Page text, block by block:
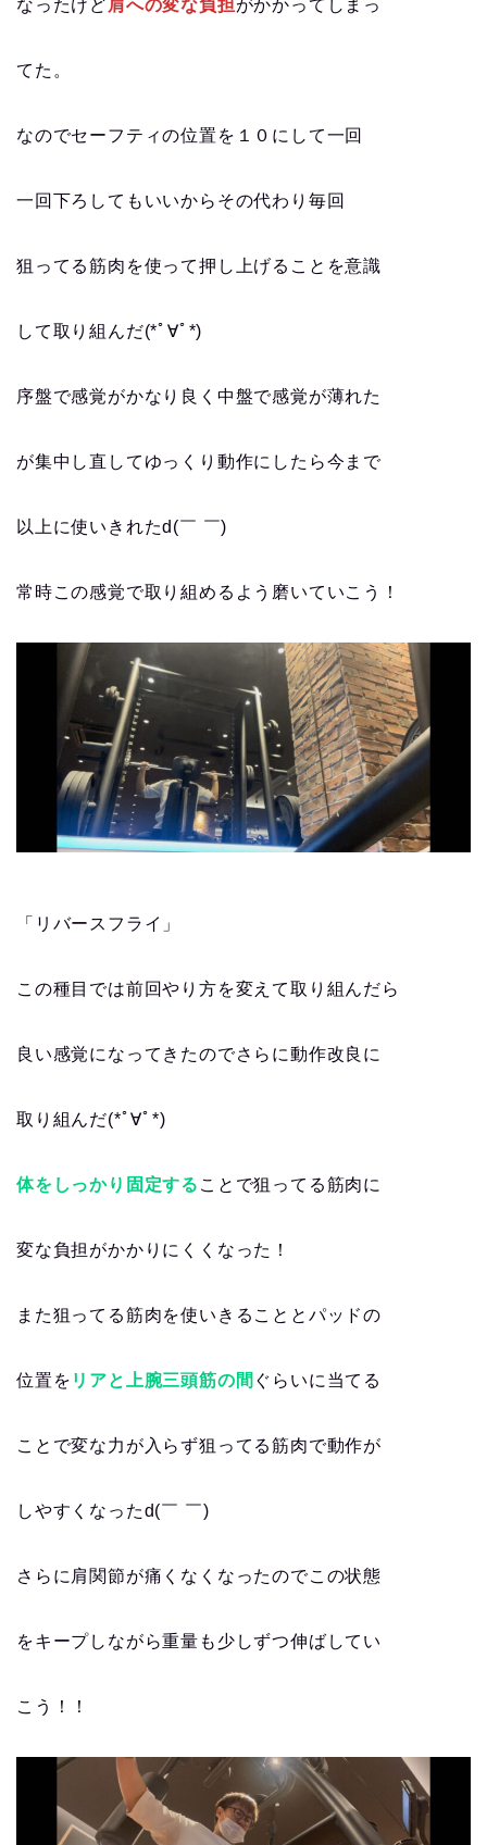
なったけど 肩への変な負担がかかってしまっ
てた。
なのでセーフティの位置を１０にして一回
一回下ろしてもいいからその代わり毎回
狙ってる筋肉を使って押し上げることを意識
して取り組んだ(*ﾟ∀ﾟ*)
序盤で感覚がかなり良く中盤で感覚が薄れた
が集中し直してゆっくり動作にしたら今まで
以上に使いきれたd(￣ ￣)
常時この感覚で取り組めるよう磨いていこう！
「リバースフライ」
この種目では前回やり方を変えて取り組んだら
良い感覚になってきたのでさらに動作改良に
取り組んだ(*ﾟ∀ﾟ*)
体をしっかり固定する ことで狙ってる筋肉に
変な負担がかかりにくくなった！
また狙ってる筋肉を使いきることとパッドの
位置を リアと上腕三頭筋の間 ぐらいに当てる
ことで変な力が入らず狙ってる筋肉で動作が
しやすくなったd(￣ ￣)
さらに肩関節が痛くなくなったのでこの状態
をキープしながら重量も少しずつ伸ばしてい
こう！！